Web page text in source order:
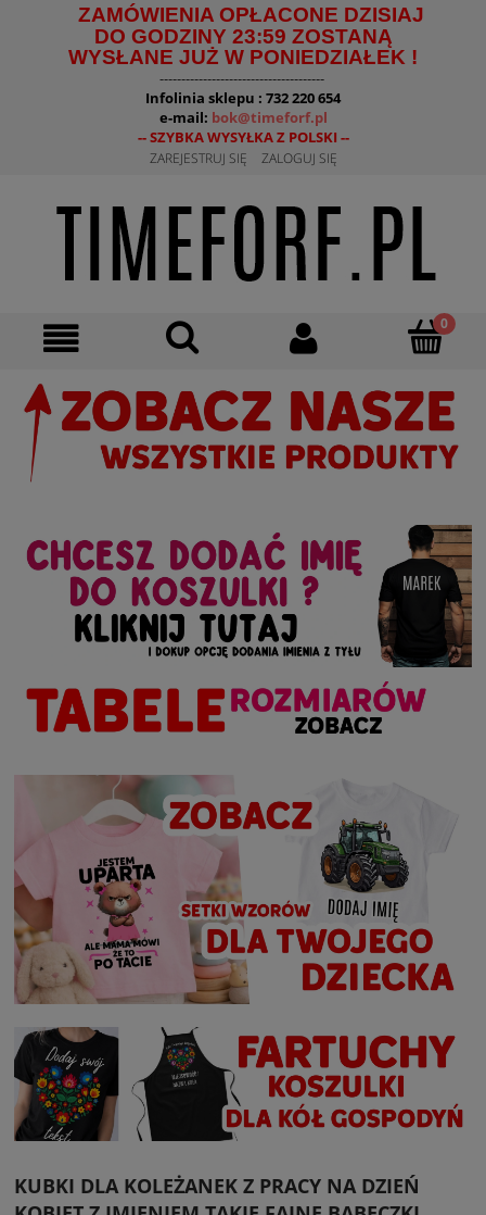
ZAMÓWIENIA OPŁACONE DZISIAJ
DO GODZINY 23:59 ZOSTANĄ
WYSŁANE JUŻ W PONIEDZIAŁEK !
--------------------------------------
Infolinia sklepu : 732 220 654
e-mail: bok@timeforf.pl
-- SZYBKA WYSYŁKA Z POLSKI --
ZAREJESTRUJ SIĘ ZALOGUJ SIĘ
KUBKI DLA KOLEŻANEK Z PRACY NA DZIEŃ